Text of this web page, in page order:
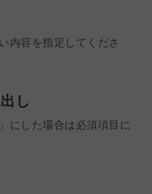
内容を指定してくださ
し
にした場合は必須項目に